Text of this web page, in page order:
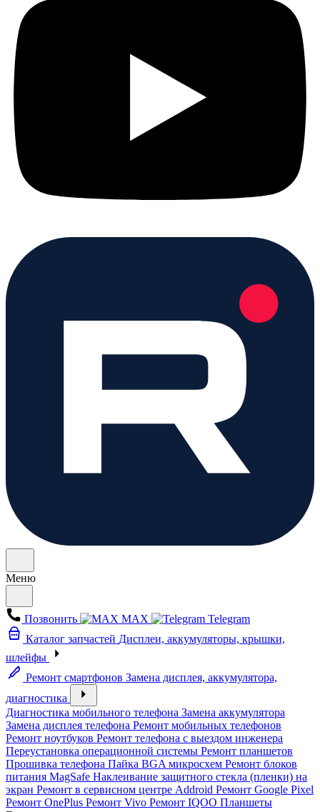
Меню
Позвонить MAX
Telegram
Каталог запчастей Дисплеи, аккумуляторы, крышки,
шлейфы
Ремонт смартфонов Замена дисплея, аккумулятора,
диагностика
Диагностика мобильного телефона Замена аккумулятора
Замена дисплея телефона Ремонт мобильных телефонов
Ремонт ноутбуков Ремонт телефона с выездом инженера
Переустановка операционной системы Ремонт планшетов
Прошивка телефона Пайка BGA микросхем Ремонт блоков
питания MagSafe Наклеивание защитного стекла (пленки) на
экран Ремонт в сервисном центре Addroid Ремонт Google Pixel
Ремонт OnePlus Ремонт Vivo Ремонт IQOO Планшеты